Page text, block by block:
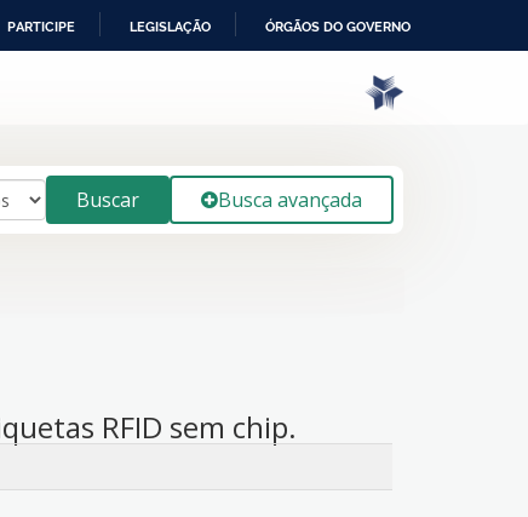
PARTICIPE LEGISLAÇÃO ÓRGÃOS DO GOVERNO
Buscar Busca avançada
RFID sem chip.